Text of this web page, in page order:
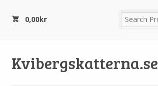
0,00kr
Kvibergskatterna.se